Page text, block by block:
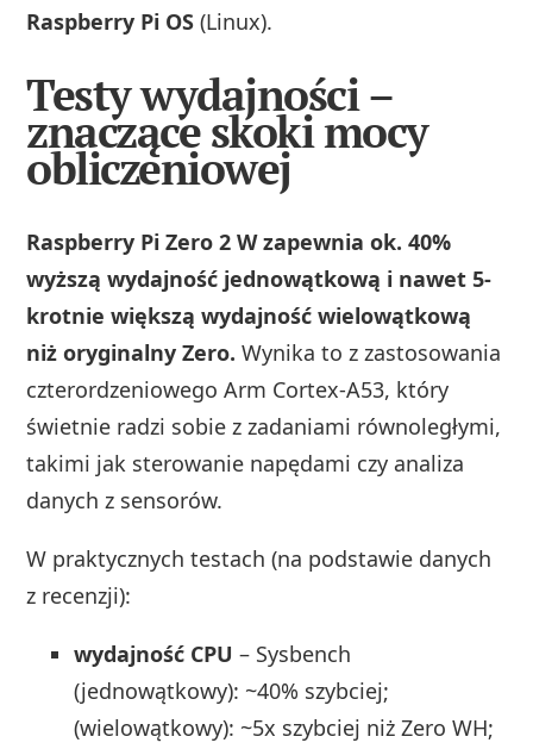
Raspberry Pi OS (Linux).
Testy wydajności –
znaczące skoki mocy
obliczeniowej
Raspberry Pi Zero 2 W zapewnia ok. 40%
wyższą wydajność jednowątkową i nawet 5-
krotnie większą wydajność wielowątkową
niż oryginalny Zero. Wynika to z zastosowania
czterordzeniowego Arm Cortex-A53, który
świetnie radzi sobie z zadaniami równoległymi,
takimi jak sterowanie napędami czy analiza
danych z sensorów.
W praktycznych testach (na podstawie danych
z recenzji):
wydajność CPU – Sysbench
(jednowątkowy): ~40% szybciej;
(wielowątkowy): ~5x szybciej niż Zero WH;